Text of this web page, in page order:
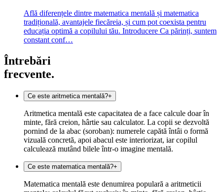
Află diferențele dintre matematica mentală și matematica
tradițională, avantajele fiecăreia, și cum pot coexista pentru
educația optimă a copilului tău. Introducere Ca părinți, suntem
constant conf…
Întrebări
frecvente.
Ce este aritmetica mentală?+
Aritmetica mentală este capacitatea de a face calcule doar în
minte, fără creion, hârtie sau calculator. La copii se dezvoltă
pornind de la abac (soroban): numerele capătă întâi o formă
vizuală concretă, apoi abacul este interiorizat, iar copilul
calculează mutând bilele într-o imagine mentală.
Ce este matematica mentală?+
Matematica mentală este denumirea populară a aritmeticii